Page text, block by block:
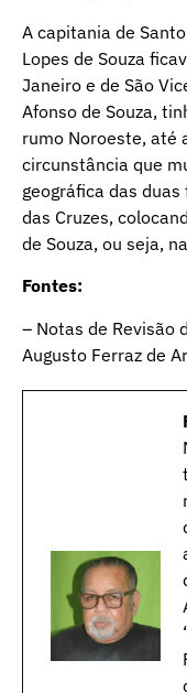
A capitania de
Lopes de Souza
Janeiro e de São
Afonso de Souza,
rumo Noroeste, até
circunstância que
geográfica das
das Cruzes,
de Souza, ou seja,
Fontes:
– Notas de Revisão
Augusto Ferraz de